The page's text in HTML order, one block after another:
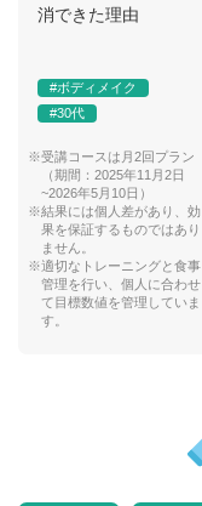
消できた理由
#ボディメイク
#30代
※受講コースは月2回プラン
（期間：2025年11月2日
~2026年5月10日）
※結果には個人差があり、効
果を保証するものではあり
ません。
※適切なトレーニングと食事
管理を行い、個人に合わせ
て目標数値を管理していま
す。